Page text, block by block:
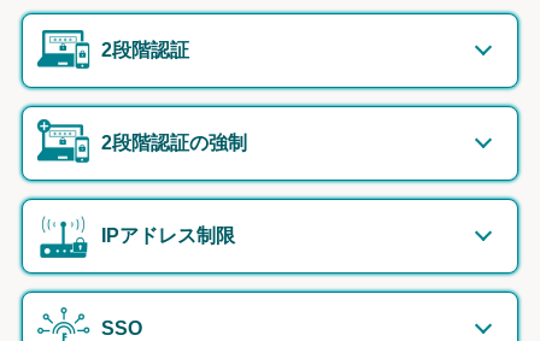
2段階認証
2段階認証の強制
IPアドレス制限
SSO